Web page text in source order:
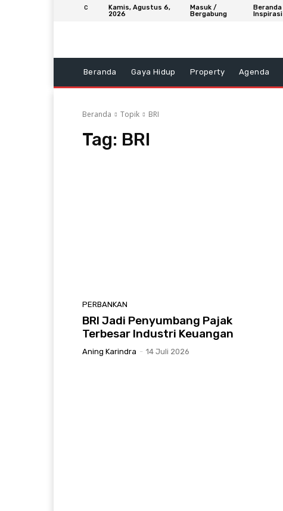
C
Kamis, Agustus 6,
2026
Masuk /
Bergabung
Beranda
Inspirasi
Beranda Gaya Hidup Property Agenda
Beranda Topik BRI
Tag: BRI
PERBANKAN
BRI Jadi Penyumbang Pajak
Terbesar Industri Keuangan
Aning Karindra - 14 Juli 2026